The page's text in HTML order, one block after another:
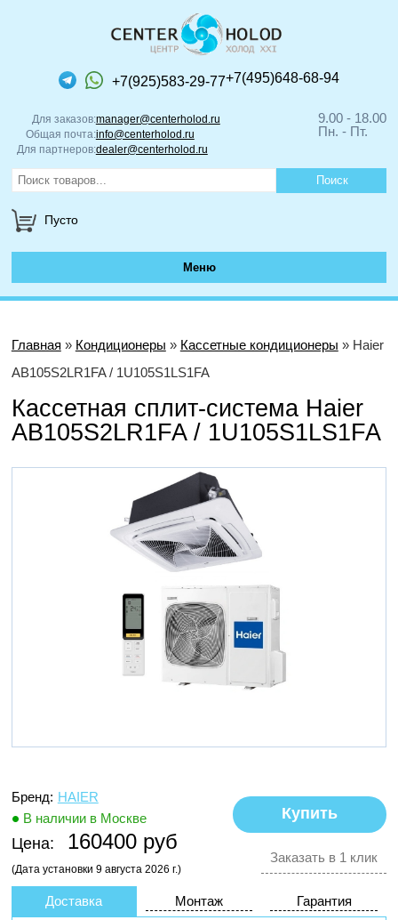
+7(925)583-29-77+7(495)648-68-94
Для заказов:manager@centerholod.ru
Общая почта:info@centerholod.ru
Для партнеров:dealer@centerholod.ru
9.00 - 18.00
Пн. - Пт.
Пусто
Меню
Главная » Кондиционеры » Кассетные кондиционеры » Haier
AB105S2LR1FA / 1U105S1LS1FA
Кассетная сплит-система Haier
AB105S2LR1FA / 1U105S1LS1FA
Бренд: HAIER
В наличии в Москве
Цена: 160400 руб
(Дата установки 9 августа 2026 г.)
Заказать в 1 клик
Доставка Монтаж Гарантия